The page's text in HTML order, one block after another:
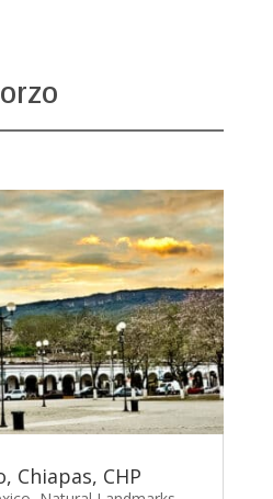
Chiapas, CHP